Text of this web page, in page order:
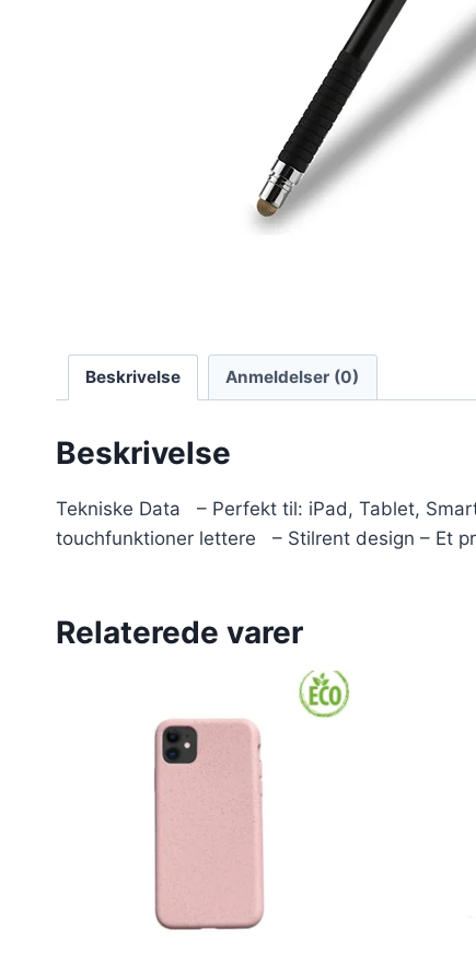
Beskrivelse Anmeldelser (0)
Beskrivelse
Tekniske Data – Perfekt til: iPad, Tablet,
touchfunktioner lettere – Stilrent design – Et
Relaterede varer